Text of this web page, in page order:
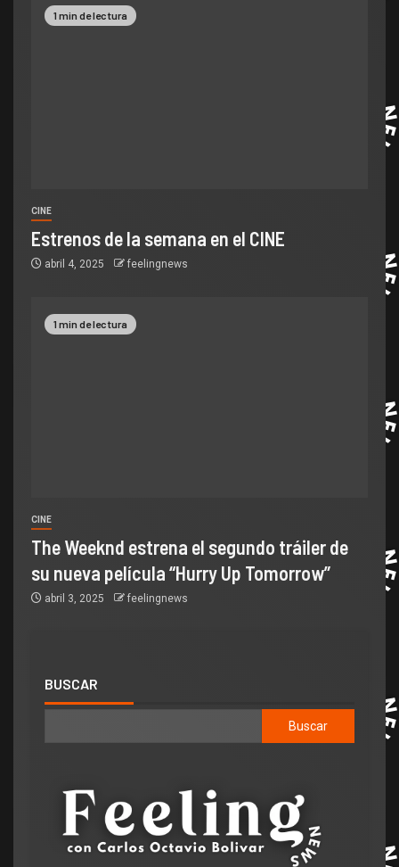
1 min de lectura
CINE
Estrenos de la semana en el CINE
abril 4, 2025 feelingnews
1 min de lectura
CINE
The Weeknd estrena el segundo tráiler de
su nueva película “Hurry Up Tomorrow”
abril 3, 2025 feelingnews
BUSCAR
Buscar